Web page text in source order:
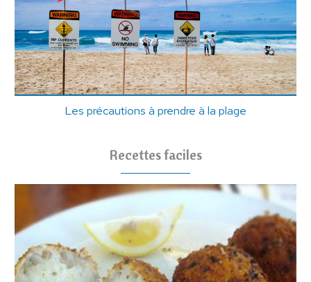
Les précautions à prendre à la plage
Recettes faciles